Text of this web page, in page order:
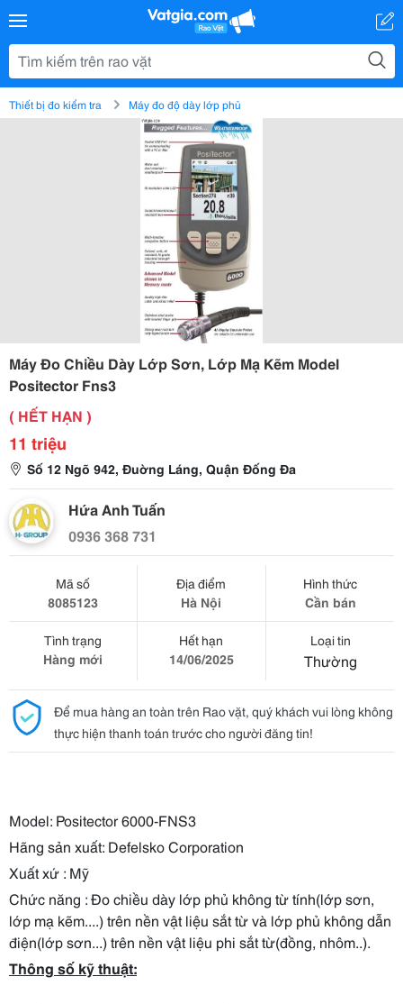
Thiết bị đo kiểm tra Máy đo độ dày lớp phủ
Máy Đo Chiều Dày Lớp Sơn, Lớp Mạ Kẽm Model
Positector Fns3
( HẾT HẠN )
11 triệu
Số 12 Ngõ 942, Đuờng Láng, Quận Đống Đa
Hứa Anh Tuấn
0936 368 731
Mã số
8085123
Địa điểm
Hà Nội
Hình thức
Cần bán
Tình trạng
Hàng mới
Hết hạn
14/06/2025
Loại tin
Thường
Để mua hàng an toàn trên Rao vặt, quý khách vui lòng không
thực hiện thanh toán trước cho người đăng tin!
Model: Positector 6000-FNS3
Hãng sản xuất: Defelsko Corporation
Xuất xứ : Mỹ
Chức năng : Đo chiều dày lớp phủ không từ tính(lớp sơn,
lớp mạ kẽm....) trên nền vật liệu sắt từ và lớp phủ không dẫn
điện(lớp sơn...) trên nền vật liệu phi sắt từ(đồng, nhôm..).
Thông số kỹ thuật: